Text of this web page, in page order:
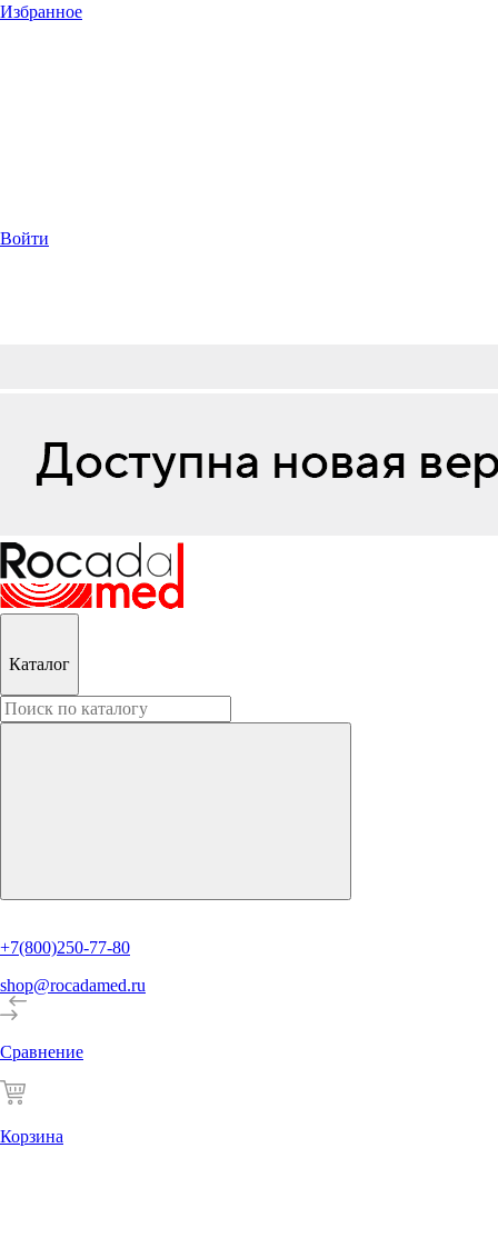
Избранное
Войти
Каталог
+7(800)250-77-80
shop@rocadamed.ru
Сравнение
Корзина